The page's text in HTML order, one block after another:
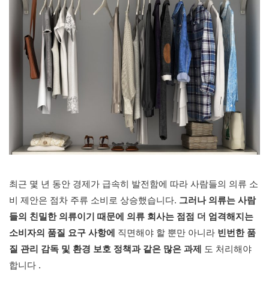
최근 몇 년 동안 경제가 급속히 발전함에 따라 사람들의 의류 소
비 제안은 점차 주류 소비로 상승했습니다. 그러나 의류는 사람
들의 친밀한 의류이기 때문에 의류 회사는 점점 더 엄격해지는
소비자의 품질 요구 사항에 직면해야 할 뿐만 아니라 빈번한 품
질 관리 감독 및 환경 보호 정책과 같은 많은 과제 도 처리해야
합니다 .